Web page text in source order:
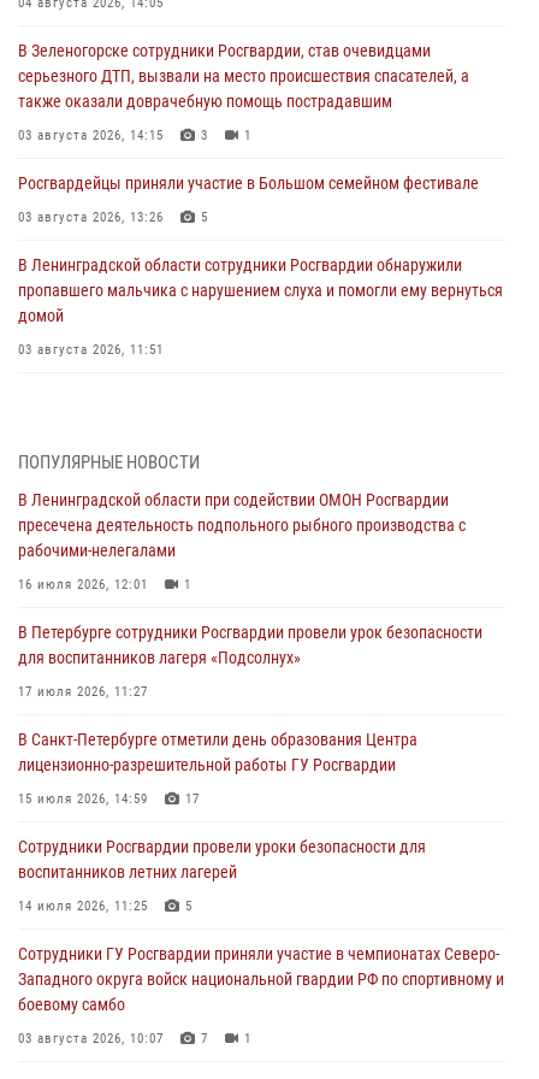
04 августа 2026, 14:05
В Зеленогорске сотрудники Росгвардии, став очевидцами
серьезного ДТП, вызвали на место происшествия спасателей, а
также оказали доврачебную помощь пострадавшим
03 августа 2026, 14:15 3 1
Росгвардейцы приняли участие в Большом семейном фестивале
03 августа 2026, 13:26 5
В Ленинградской области сотрудники Росгвардии обнаружили
пропавшего мальчика с нарушением слуха и помогли ему вернуться
домой
03 августа 2026, 11:51
03 августа 2026, 10:15 1
Сотрудники ГУ Росгвардии приняли участие в чемпионатах Северо-
Западного округа войск национальной гвардии РФ по спортивному и
боевому самбо
03 августа 2026, 10:07
В Ленобласти сотрудники ОМОН Росгвардии оказали содействие
полиции в проведении профилактического мероприятия
03 августа 2026, 09:16
В Петербурге сотрудники Росгвардии обеспечили правопорядок в
День Воздушно-десантных войск
02 августа 2026, 19:30 10
Сотрудники Росгвардии на Пушкинской улице задержали двух
граждан, подозреваемых в попытке поджога одного из баров в
центре города
ПОПУЛЯРНЫЕ НОВОСТИ
В Ленинградской области при содействии ОМОН Росгвардии
пресечена деятельность подпольного рыбного производства с
рабочими-нелегалами
16 июля 2026, 12:01 1
В Петербурге сотрудники Росгвардии провели урок безопасности
для воспитанников лагеря «Подсолнух»
17 июля 2026, 11:27
В Санкт-Петербурге отметили день образования Центра
лицензионно-разрешительной работы ГУ Росгвардии
15 июля 2026, 14:59 17
Сотрудники Росгвардии провели уроки безопасности для
воспитанников летних лагерей
14 июля 2026, 11:25 5
Сотрудники ГУ Росгвардии приняли участие в чемпионатах Северо-
Западного округа войск национальной гвардии РФ по спортивному и
боевому самбо
03 августа 2026, 10:07 7 1